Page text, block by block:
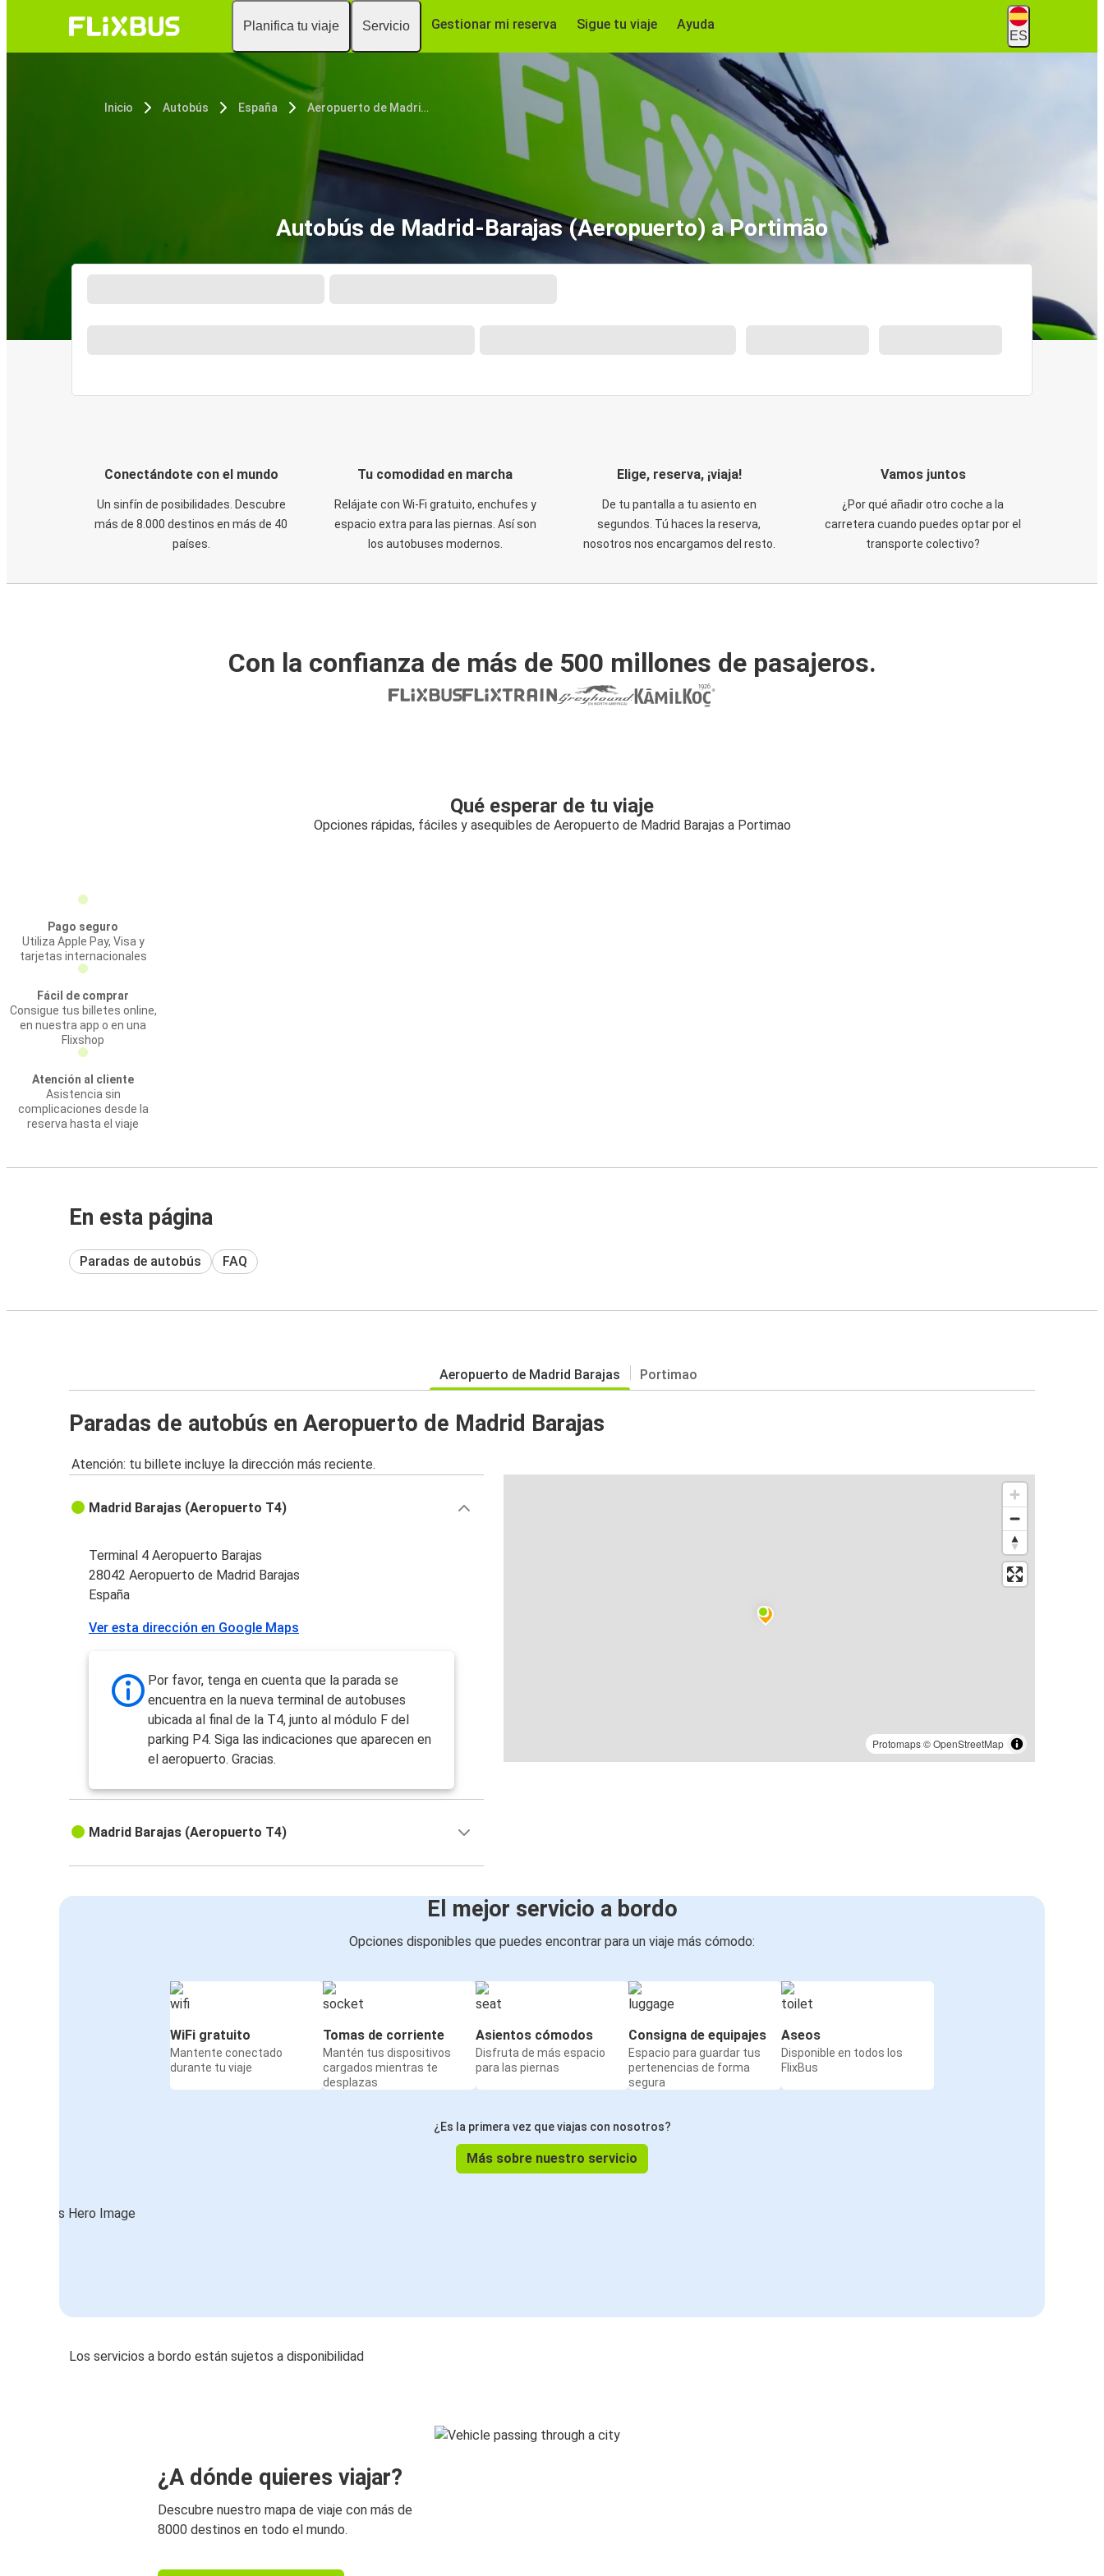
Planifica tu viaje Servicio Gestionar mi reserva Sigue tu viaje Ayuda
ES
Inicio Autobús España Aeropuerto de Madrid Barajas
Autobús de Madrid-Barajas (Aeropuerto) a Portimão
Conectándote con el mundo
Un sinfín de posibilidades. Descubre
más de 8.000 destinos en más de 40
países.
Tu comodidad en marcha
Relájate con Wi-Fi gratuito, enchufes y
espacio extra para las piernas. Así son
los autobuses modernos.
Elige, reserva, ¡viaja!
De tu pantalla a tu asiento en
segundos. Tú haces la reserva,
nosotros nos encargamos del resto.
Vamos juntos
¿Por qué añadir otro coche a la
carretera cuando puedes optar por el
transporte colectivo?
Con la confianza de más de 500 millones de pasajeros.
Qué esperar de tu viaje
Opciones rápidas, fáciles y asequibles de Aeropuerto de Madrid Barajas a Portimao
Pago seguro
Utiliza Apple Pay, Visa y
tarjetas internacionales
Fácil de comprar
Consigue tus billetes online,
en nuestra app o en una
Flixshop
Atención al cliente
Asistencia sin
complicaciones desde la
reserva hasta el viaje
En esta página
Paradas de autobús FAQ
Aeropuerto de Madrid Barajas Portimao
Paradas de autobús en Aeropuerto de Madrid Barajas
Atención: tu billete incluye la dirección más reciente.
Protomaps©OpenStreetMap
Madrid Barajas (Aeropuerto T4)
Terminal 4 Aeropuerto Barajas
28042 Aeropuerto de Madrid Barajas
España
Ver esta dirección en Google Maps
Por favor, tenga en cuenta que la parada se
encuentra en la nueva terminal de autobuses
ubicada al final de la T4, junto al módulo F del
parking P4. Siga las indicaciones que aparecen en
el aeropuerto. Gracias.
Madrid Barajas (Aeropuerto T4)
El mejor servicio a bordo
Opciones disponibles que puedes encontrar para un viaje más cómodo:
WiFi gratuito
Mantente conectado
durante tu viaje
Tomas de corriente
Mantén tus dispositivos
cargados mientras te
desplazas
Asientos cómodos
Disfruta de más espacio
para las piernas
Consigna de equipajes
Espacio para guardar tus
pertenencias de forma
segura
Aseos
Disponible en todos los
FlixBus
¿Es la primera vez que viajas con nosotros?
Más sobre nuestro servicio
Los servicios a bordo están sujetos a disponibilidad
¿A dónde quieres viajar?
Descubre nuestro mapa de viaje con más de
8000 destinos en todo el mundo.